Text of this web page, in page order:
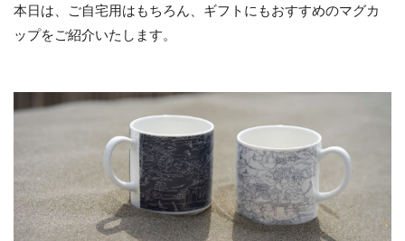
本日は、ご自宅用はもちろん、ギフトにもおすすめのマグカ
ップをご紹介いたします。